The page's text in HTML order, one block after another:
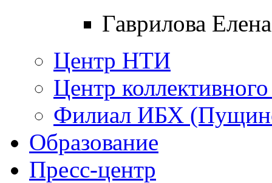
Гаврилова
Центр НТИ
Центр
Филиал ИБХ
Образование
Пресс-центр